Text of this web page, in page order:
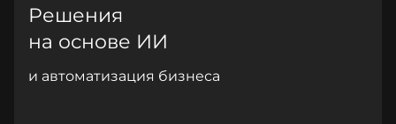
Решения
на основе ИИ
и автоматизация бизнеса